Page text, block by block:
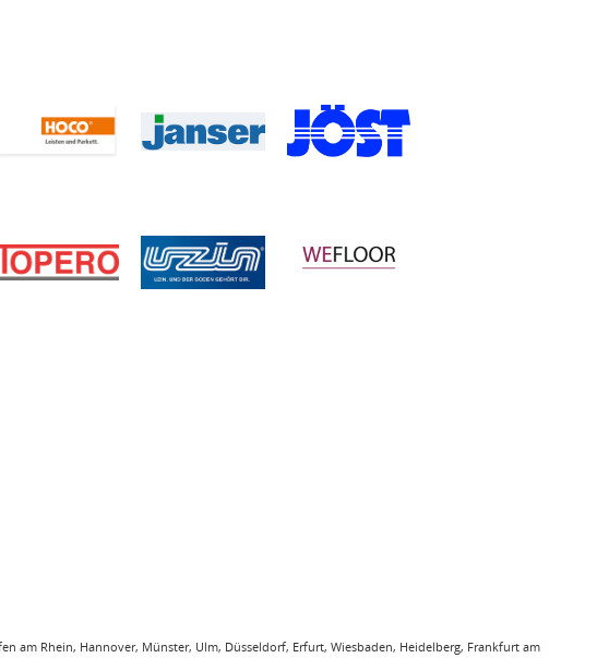
am Rhein, Hannover, Münster, Ulm, Düsseldorf, Erfurt, Wiesbaden, Heidelberg, Frankfurt am